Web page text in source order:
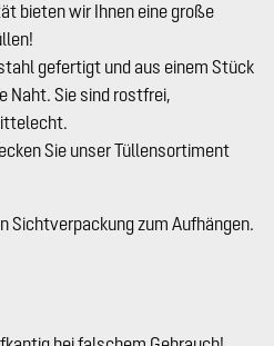
bieten wir Ihnen eine große
gefertigt und aus einem Stück
Naht. Sie sind rostfrei,
Sie unser Tüllensortiment
Sichtverpackung zum Aufhängen.